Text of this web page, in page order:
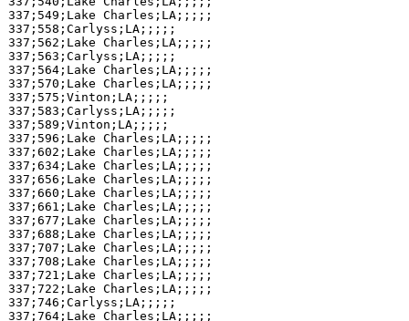
337;549;Lake Charles;LA;;;;;
337;558;Carlyss;LA;;;;;
337;562;Lake Charles;LA;;;;;
337;563;Carlyss;LA;;;;;
337;564;Lake Charles;LA;;;;;
337;570;Lake Charles;LA;;;;;
337;575;Vinton;LA;;;;;
337;583;Carlyss;LA;;;;;
337;589;Vinton;LA;;;;;
337;596;Lake Charles;LA;;;;;
337;602;Lake Charles;LA;;;;;
337;634;Lake Charles;LA;;;;;
337;656;Lake Charles;LA;;;;;
337;660;Lake Charles;LA;;;;;
337;661;Lake Charles;LA;;;;;
337;677;Lake Charles;LA;;;;;
337;688;Lake Charles;LA;;;;;
337;707;Lake Charles;LA;;;;;
337;708;Lake Charles;LA;;;;;
337;721;Lake Charles;LA;;;;;
337;722;Lake Charles;LA;;;;;
337;746;Carlyss;LA;;;;;
337;764;Lake Charles;LA;;;;;